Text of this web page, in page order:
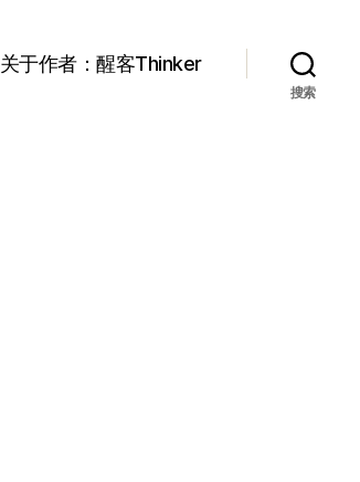
关于作者：醒客Thinker
搜索